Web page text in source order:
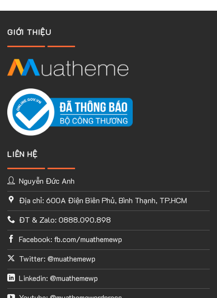
GIỚI THIỆU
LIÊN HỆ
Nguyễn Đức Anh
Địa chỉ: 600A Điện Biên Phủ, Bình Thạnh, TP.HCM
ĐT & Zalo: 0888.090.898
Facebook: fb.com/muathemewp
Twitter: @muathemewp
Linkedin: @muathemewp